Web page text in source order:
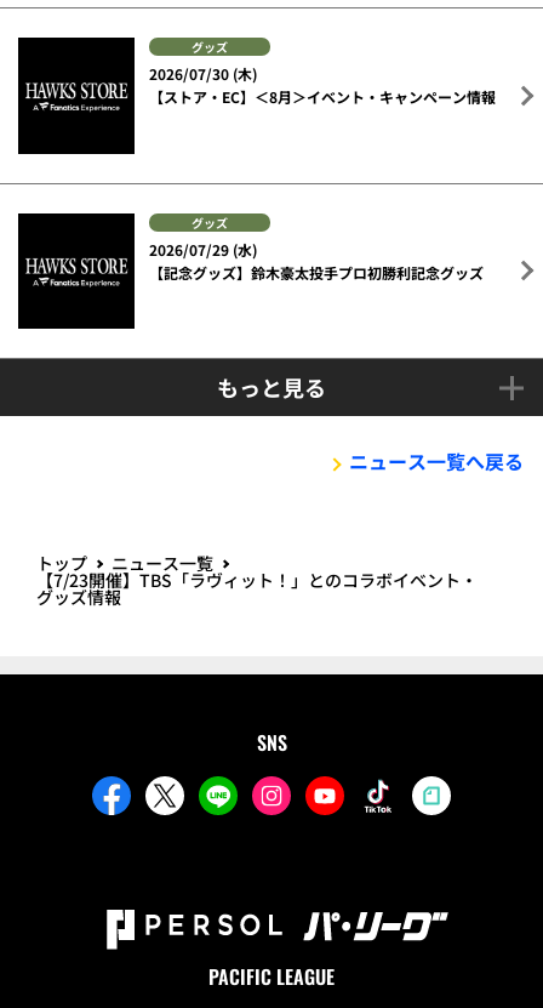
グッズ
2026/07/30 (木)
【ストア・EC】＜8月＞イベント・キャンペーン情報
グッズ
2026/07/29 (水)
【記念グッズ】鈴木豪太投手プロ初勝利記念グッズ
もっと見る
ニュース一覧へ戻る
トップ ニュース一覧
【7/23開催】TBS「ラヴィット！」とのコラボイベント・
グッズ情報
SNS
PACIFIC LEAGUE